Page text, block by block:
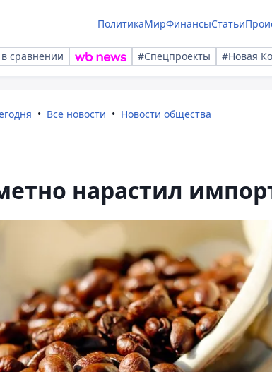
ПолитикаМирФинансыСтатьи
сравнении #Спецпроекты #Новая
Все новости Новости общества
нарастил